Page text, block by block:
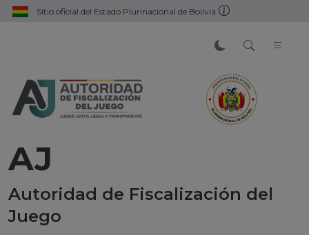
Sitio oficial del Estado Plurinacional de Bolivia
AJ
Autoridad de Fiscalización del
Juego